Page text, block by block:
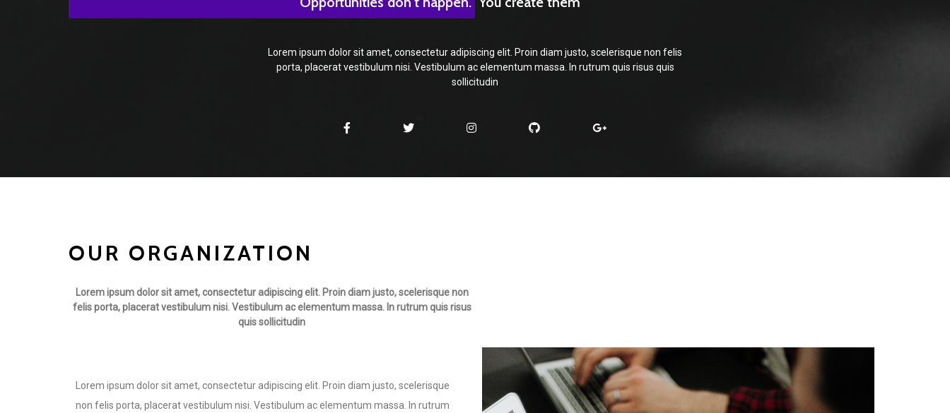
Lorem ipsum dolor sit amet, consectetur adipiscing elit. Proin diam justo, scelerisque non felis
porta, placerat vestibulum nisi. Vestibulum ac elementum massa. In rutrum quis risus quis
sollicitudin
OUR ORGANIZATION
Lorem ipsum dolor sit amet, consectetur adipiscing elit. Proin diam justo, scelerisque non
felis porta, placerat vestibulum nisi. Vestibulum ac elementum massa. In rutrum quis risus
quis sollicitudin
Lorem ipsum dolor sit amet, consectetur adipiscing elit. Proin diam justo, scelerisque
non felis porta, placerat vestibulum nisi. Vestibulum ac elementum massa. In rutrum